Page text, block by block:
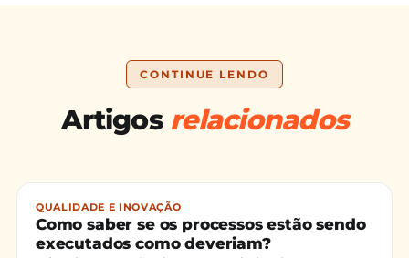
CONTINUE LENDO
Artigos relacionados
QUALIDADE E INOVAÇÃO
Como saber se os processos estão sendo
executados como deveriam?